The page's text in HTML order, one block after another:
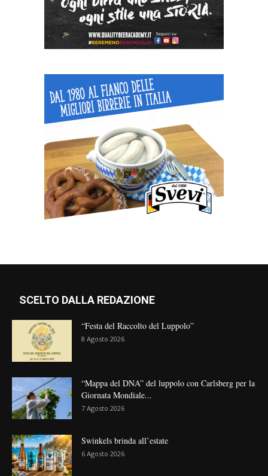
SCELTO DALLA REDAZIONE
“Festa del Raccolto del Luppolo”
8 Agosto 2026
“Mappa del DNA” del luppolo con Carlsberg per la
Giornata Mondiale...
7 Agosto 2026
Swinkels brinda all’estate
6 Agosto 2026